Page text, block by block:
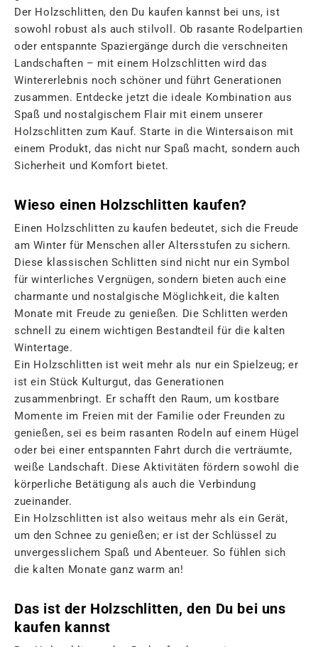
Der Holzschlitten, den Du kaufen kannst bei uns, ist
sowohl robust als auch stilvoll. Ob rasante Rodelpartien
oder entspannte Spaziergänge durch die verschneiten
Landschaften – mit einem Holzschlitten wird das
Wintererlebnis noch schöner und führt Generationen
zusammen. Entdecke jetzt die ideale Kombination aus
Spaß und nostalgischem Flair mit einem unserer
Holzschlitten zum Kauf. Starte in die Wintersaison mit
einem Produkt, das nicht nur Spaß macht, sondern auch
Sicherheit und Komfort bietet.
Wieso einen Holzschlitten kaufen?
Einen Holzschlitten zu kaufen bedeutet, sich die Freude
am Winter für Menschen aller Altersstufen zu sichern.
Diese klassischen Schlitten sind nicht nur ein Symbol
für winterliches Vergnügen, sondern bieten auch eine
charmante und nostalgische Möglichkeit, die kalten
Monate mit Freude zu genießen. Die Schlitten werden
schnell zu einem wichtigen Bestandteil für die kalten
Wintertage.
Ein Holzschlitten ist weit mehr als nur ein Spielzeug; er
ist ein Stück Kulturgut, das Generationen
zusammenbringt. Er schafft den Raum, um kostbare
Momente im Freien mit der Familie oder Freunden zu
genießen, sei es beim rasanten Rodeln auf einem Hügel
oder bei einer entspannten Fahrt durch die verträumte,
weiße Landschaft. Diese Aktivitäten fördern sowohl die
körperliche Betätigung als auch die Verbindung
zueinander.
Ein Holzschlitten ist also weitaus mehr als ein Gerät,
um den Schnee zu genießen; er ist der Schlüssel zu
unvergesslichem Spaß und Abenteuer. So fühlen sich
die kalten Monate ganz warm an!
Das ist der Holzschlitten, den Du bei uns
kaufen kannst